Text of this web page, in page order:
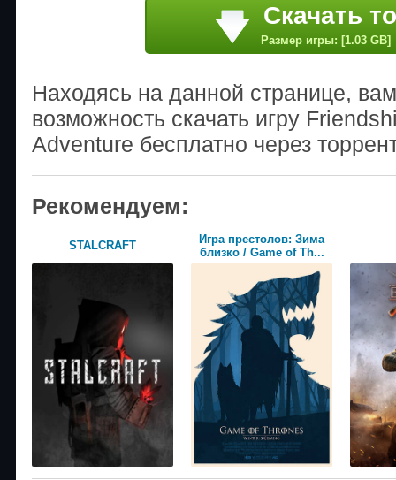
Скачать
Размер игры: [1.03 GB]
Находясь на данной странице,
возможность скачать игру
Adventure бесплатно через
Рекомендуем:
STALCRAFT
Игра престолов: Зима
близко / Game of Th...